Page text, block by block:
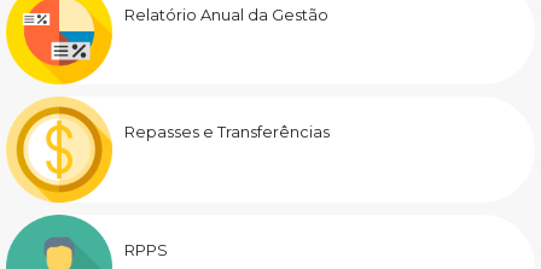
Relatório Anual da Gestão
Repasses e Transferências
RPPS